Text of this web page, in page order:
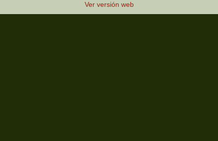
Ver versión web